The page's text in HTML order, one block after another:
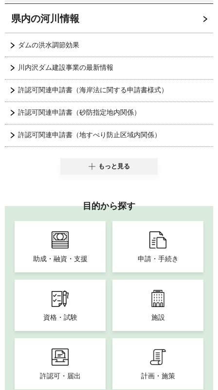
県内の河川情報
ダムの洪水調節効果
川内沢ダム建設事業の最新情報
許認可関連申請書（海岸法に関する申請書様式）
許認可関連申請書（砂防指定地内関係）
許認可関連申請書（地すべり防止区域内関係）
もっと見る
目的から探す
助成・融資・支援 申請・手続き
資格・試験 施設
許認可・届出 計画・施策